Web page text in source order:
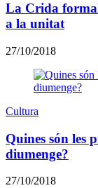
La Crida
a la unitat
27/10/2018
Cultura
Quines són les
diumenge?
27/10/2018